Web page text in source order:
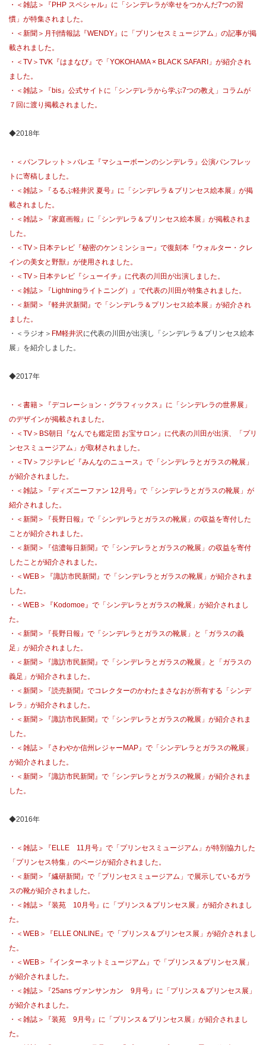
・＜雑誌＞『PHP スペシャル』に「シンデレラが幸せをつかんだ7つの習
慣」が特集されました。
・＜新聞＞月刊情報誌『WENDY』に「プリンセスミュージアム」の記事が掲
載されました。
・＜TV＞TVK『はまなび』で「YOKOHAMA × BLACK SAFARI」が紹介され
ました。
・＜雑誌＞『bis』公式サイトに「シンデレラから学ぶ7つの教え」コラムが
７回に渡り掲載されました。
◆2018年
・＜パンフレット＞バレエ『マシューボーンのシンデレラ』公演パンフレッ
トに寄稿しました。
・＜雑誌＞『るるぶ軽井沢 夏号』に「シンデレラ＆プリンセス絵本展」が掲
載されました。
・＜雑誌＞『家庭画報』に「シンデレラ＆プリンセス絵本展」が掲載されま
した。
・＜TV＞日本テレビ『秘密のケンミンショー』で復刻本『ウォルター・クレ
インの美女と野獣』が使用されました。
・＜TV＞日本テレビ『シューイチ』に代表の川田が出演しました。
・＜雑誌＞『Lightningライトニング）』で代表の川田が特集されました。
・＜新聞＞『軽井沢新聞』で「シンデレラ＆プリンセス絵本展」が紹介され
ました。
・＜ラジオ＞ FM軽井沢に代表の川田が出演し「シンデレラ＆プリンセス絵本
展」を紹介しました。
◆2017年
・＜書籍＞『デコレーション・グラフィックス』に「シンデレラの世界展」
のデザインが掲載されました。
・＜TV＞BS朝日『なんでも鑑定団 お宝サロン』に代表の川田が出演、「プリ
ンセスミュージアム」が取材されました。
・＜TV＞フジテレビ『みんなのニュース』で「シンデレラとガラスの靴展」
が紹介されました。
・＜雑誌＞『ディズニーファン 12月号』で「シンデレラとガラスの靴展」が
紹介されました。
・＜新聞＞『長野日報』で「シンデレラとガラスの靴展」の収益を寄付した
ことが紹介されました。
・＜新聞＞『信濃毎日新聞』で「シンデレラとガラスの靴展」の収益を寄付
したことが紹介されました。
・＜WEB＞『諏訪市民新聞』で「シンデレラとガラスの靴展」が紹介されま
した。
・＜WEB＞『Kodomoe』で「シンデレラとガラスの靴展」が紹介されまし
た。
・＜新聞＞『長野日報』で「シンデレラとガラスの靴展」と「ガラスの義
足」が紹介されました。
・＜新聞＞『諏訪市民新聞』で「シンデレラとガラスの靴展」と「ガラスの
義足」が紹介されました。
・＜新聞＞『読売新聞』でコレクターのかわたまさなおが所有する「シンデ
レラ」が紹介されました。
・＜新聞＞『諏訪市民新聞』で「シンデレラとガラスの靴展」が紹介されま
した。
・＜雑誌＞『さわやか信州レジャーMAP』で「シンデレラとガラスの靴展」
が紹介されました。
・＜新聞＞『諏訪市民新聞』で「シンデレラとガラスの靴展」が紹介されま
した。
◆2016年
・＜雑誌＞『ELLE 11月号』で「プリンセスミュージアム」が特別協力した
「プリンセス特集」のページが紹介されました。
・＜新聞＞『繊研新聞』で「プリンセスミュージアム」で展示しているガラ
スの靴が紹介されました。
・＜雑誌＞『装苑 10月号』に「プリンス＆プリンセス展」が紹介されまし
た。
・＜WEB＞『ELLE ONLINE』で「プリンス＆プリンセス展」が紹介されまし
た。
・＜WEB＞『インターネットミュージアム』で「プリンス＆プリンセス展」
が紹介されました。
・＜雑誌＞『25ans ヴァンサンカン 9月号』に「プリンス＆プリンセス展」
が紹介されました。
・＜雑誌＞『装苑 9月号』に「プリンス＆プリンセス展」が紹介されまし
た。